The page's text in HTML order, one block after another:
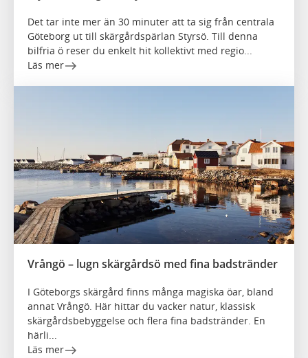
Det tar inte mer än 30 minuter att ta sig från centrala
Göteborg ut till skärgårdspärlan Styrsö. Till denna
bilfria ö reser du enkelt hit kollektivt med regio...
Läs mer
Vrångö – lugn skärgårdsö med fina badstränder
I Göteborgs skärgård finns många magiska öar, bland
annat Vrångö. Här hittar du vacker natur, klassisk
skärgårdsbebyggelse och flera fina badstränder. En
härli...
Läs mer